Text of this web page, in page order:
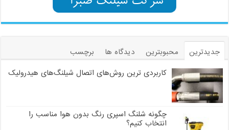
جدیدترین محبوبترین دیدگاه ها
برچسب
کاربردی ترین روش‌های اتصال شیلنگ‌های هیدرولیک
چگونه شلنگ اسپری رنگ بدون هوا مناسب را
انتخاب کنیم؟